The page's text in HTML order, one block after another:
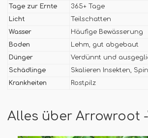
Tage zur Ernte
365+ Tage
Licht
Teilschatten
Wasser
Häufige Bewässerung
Boden
Lehm, gut abgebaut
Dünger
Verdünnt und
Schädlinge
Skalieren Insekten,
Krankheiten
Rostpilz
Alles über Arrowroot -